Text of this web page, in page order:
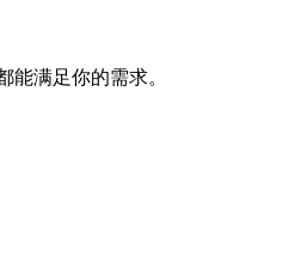
满足你的需求。